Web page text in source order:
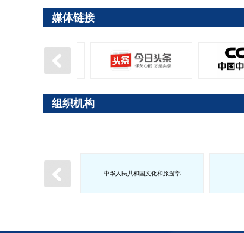
媒体链接
组织机构
中华人民共和国文化和旅游部